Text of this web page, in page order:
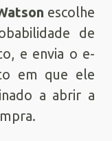
escolhe
de
e envia o e-
em que ele
a abrir a